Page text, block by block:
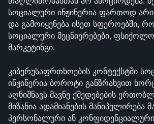
სოციალური ინჟინერია ფართოდ
და გამოიყენება ისეთ სფეროებში,
სოციალური მეცნიერებები,
მარკეტინგი.
კიბერუსაფრთხოების კონტექსტში
ინჟინერია ბოროტი განზრახვით
აღნიშნავს მავნე ქმედებების
მიზანია ადამიანების მანიპულირება
პერსონალური ან